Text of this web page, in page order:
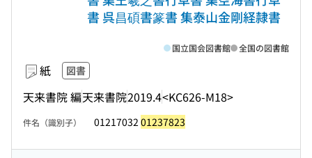
書 呉昌碩書篆書 集泰山金剛経隷書
紙 図書
天来書院 編天来書院2019.4<KC626-M18>
国立国会図書館 全国の図書館
件名（識別子） 01217032 01237823